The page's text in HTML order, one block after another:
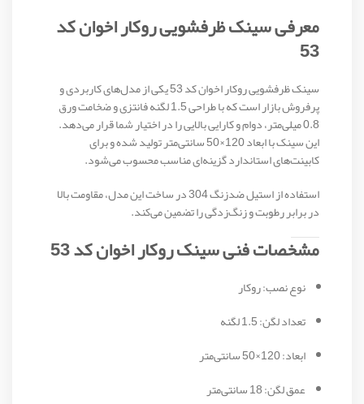
معرفی سینک ظرفشویی روکار اخوان کد
53
سینک ظرفشویی روکار اخوان کد 53 یکی از مدل‌های کاربردی و
پرفروش بازار است که با طراحی 1.5 لگنه فانتزی و ضخامت ورق
0.8 میلی‌متر، دوام و کارایی بالایی را در اختیار شما قرار می‌دهد.
این سینک با ابعاد 120×50 سانتی‌متر تولید شده و برای
کابینت‌های استاندارد گزینه‌ای مناسب محسوب می‌شود.
استفاده از استیل ضدزنگ 304 در ساخت این مدل، مقاومت بالا
در برابر رطوبت و زنگ‌زدگی را تضمین می‌کند.
مشخصات فنی سینک روکار اخوان کد 53
نوع نصب: روکار
تعداد لگن: 1.5 لگنه
ابعاد: 120×50 سانتی‌متر
عمق لگن: 18 سانتی‌متر